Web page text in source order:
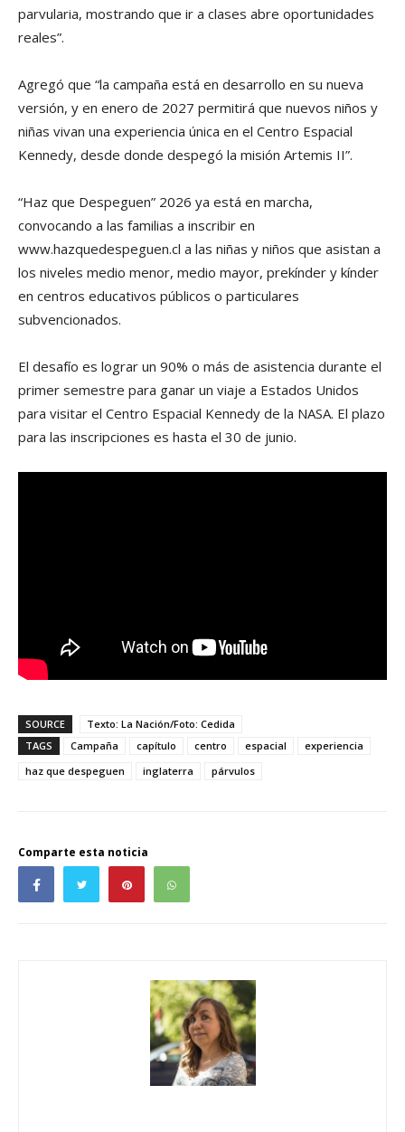
parvularia, mostrando que ir a clases abre oportunidades
reales”.
Agregó que “la campaña está en desarrollo en su nueva
versión, y en enero de 2027 permitirá que nuevos niños y
niñas vivan una experiencia única en el Centro Espacial
Kennedy, desde donde despegó la misión Artemis II”.
“Haz que Despeguen” 2026 ya está en marcha,
convocando a las familias a inscribir en
www.hazquedespeguen.cl a las niñas y niños que asistan a
los niveles medio menor, medio mayor, prekínder y kínder
en centros educativos públicos o particulares
subvencionados.
El desafío es lograr un 90% o más de asistencia durante el
primer semestre para ganar un viaje a Estados Unidos
para visitar el Centro Espacial Kennedy de la NASA. El plazo
para las inscripciones es hasta el 30 de junio.
SOURCE
Texto: La Nación/Foto: Cedida
TAGS
Campaña capítulo centro espacial
experiencia
haz que despeguen
inglaterra párvulos
Comparte esta noticia